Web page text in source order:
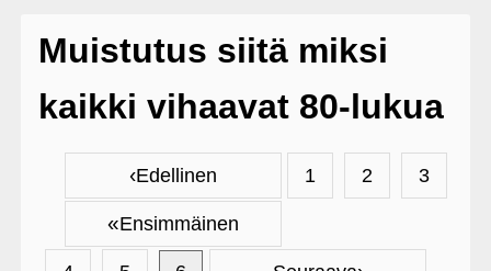
Muistutus siitä miksi
kaikki vihaavat 80-lukua
‹Edellinen
«Ensimmäinen
1 2 3